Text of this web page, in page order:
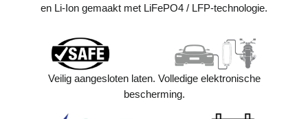
en Li-Ion gemaakt met LiFePO4 / LFP-technologie.
Veilig aangesloten laten. Volledige elektronische
bescherming.